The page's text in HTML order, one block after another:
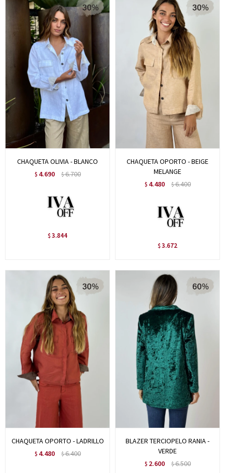
CHAQUETA OLIVIA - BLANCO
$ 4.690 $6.700
$ 3.844
CHAQUETA OPORTO - BEIGE
MELANGE
$ 4.480 $6.400
$ 3.672
CHAQUETA OPORTO - LADRILLO
$ 4.480 $6.400
BLAZER TERCIOPELO RANIA -
VERDE
$ 2.600 $6.500